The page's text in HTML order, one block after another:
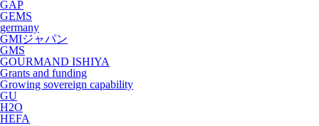
GAP
GEMS
germany
GMIジャパン
GMS
GOURMAND ISHIYA
Grants and funding
Growing sovereign capability
GU
H2O
HEFA